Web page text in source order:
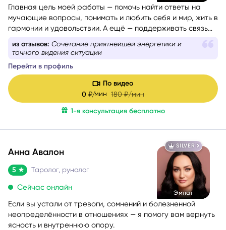
Главная цель моей работы — помочь найти ответы на
мучающие вопросы, понимать и любить себя и мир, жить в
гармонии и удовольствии. А ещё — поддерживать связь
со своим Высшим Я, уметь проживать разные состояния
из любви. Все знания я проверяю и пропускаю через
из отзывов: Сочетание приятнейшей энергетики и
точного видения ситуации
Перейти в профиль
По видео
0 ₽/мин180 ₽/мин
1-я консультация бесплатно
SILVER
Эмпат
Анна Авалон
5 Таролог, рунолог
Сейчас онлайн
Если вы устали от тревоги, сомнений и болезненной
неопределённости в отношениях — я помогу вам вернуть
ясность и внутреннюю опору.